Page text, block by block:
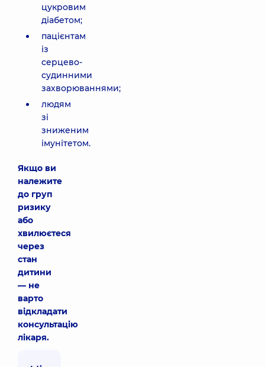
цукровим
діабетом;
пацієнтам
із
серцево-
судинними
захворюваннями;
людям
зі
зниженим
імунітетом.
Якщо ви
належите
до груп
ризику
або
хвилюєтеся
через
стан
дитини
— не
варто
відкладати
консультацію
лікаря.